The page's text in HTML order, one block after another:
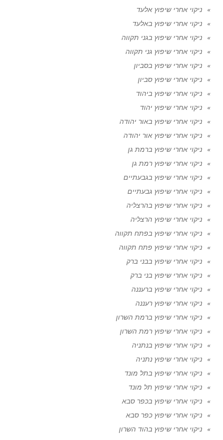
ניקוי אחרי שיפוץ אלעד
ניקוי אחרי שיפוץ באלעד
ניקוי אחרי שיפוץ בגני תקווה
ניקוי אחרי שיפוץ גני תקווה
ניקוי אחרי שיפוץ בסביון
ניקוי אחרי שיפוץ סביון
ניקוי אחרי שיפוץ ביהוד
ניקוי אחרי שיפוץ יהוד
ניקוי אחרי שיפוץ באור יהודה
ניקוי אחרי שיפוץ אור יהודה
ניקוי אחרי שיפוץ ברמת גן
ניקוי אחרי שיפוץ רמת גן
ניקוי אחרי שיפוץ בגבעתיים
ניקוי אחרי שיפוץ גבעתיים
ניקוי אחרי שיפוץ בהרצליה
ניקוי אחרי שיפוץ הרצליה
ניקוי אחרי שיפוץ בפתח תקווה
ניקוי אחרי שיפוץ פתח תקווה
ניקוי אחרי שיפוץ בבני ברק
ניקוי אחרי שיפוץ בני ברק
ניקוי אחרי שיפוץ ברעננה
ניקוי אחרי שיפוץ רעננה
ניקוי אחרי שיפוץ ברמת השרון
ניקוי אחרי שיפוץ רמת השרון
ניקוי אחרי שיפוץ בנתניה
ניקוי אחרי שיפוץ נתניה
ניקוי אחרי שיפוץ בתל מונד
ניקוי אחרי שיפוץ תל מונד
ניקוי אחרי שיפוץ בכפר סבא
ניקוי אחרי שיפוץ כפר סבא
ניקוי אחרי שיפוץ בהוד השרון